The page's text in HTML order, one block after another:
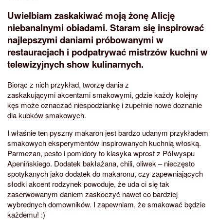
Uwielbiam zaskakiwać moją żonę Alicję
niebanalnymi obiadami. Staram się inspirować
najlepszymi daniami próbowanymi w
restauracjach i podpatrywać mistrzów kuchni w
telewizyjnych show kulinarnych.
Biorąc z nich przykład, tworzę dania z
zaskakującymi akcentami smakowymi, gdzie każdy kolejny
kęs może oznaczać niespodziankę i zupełnie nowe doznanie
dla kubków smakowych.
I właśnie ten pyszny makaron jest bardzo udanym przykładem
smakowych eksperymentów inspirowanych kuchnią włoską.
Parmezan, pesto i pomidory to klasyka wprost z Półwyspu
Apenińskiego. Dodatek bakłażana, chili, oliwek – nieczęsto
spotykanych jako dodatek do makaronu, czy zapewniających
słodki akcent rodzynek powoduje, że uda ci się tak
zaserwowanym daniem zaskoczyć nawet co bardziej
wybrednych domowników. I zapewniam, że smakować będzie
każdemu! :)